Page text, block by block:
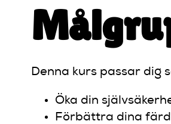
Denna kurs passar dig
Öka din
Förbättra dina